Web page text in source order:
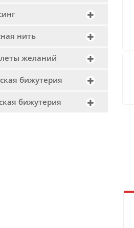
нить
желаний
бижутерия
бижутерия